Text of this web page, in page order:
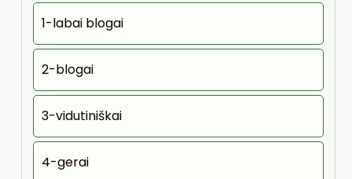
1-labai blogai
2-blogai
3-vidutiniškai
4-gerai